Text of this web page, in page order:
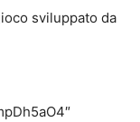
sviluppato da